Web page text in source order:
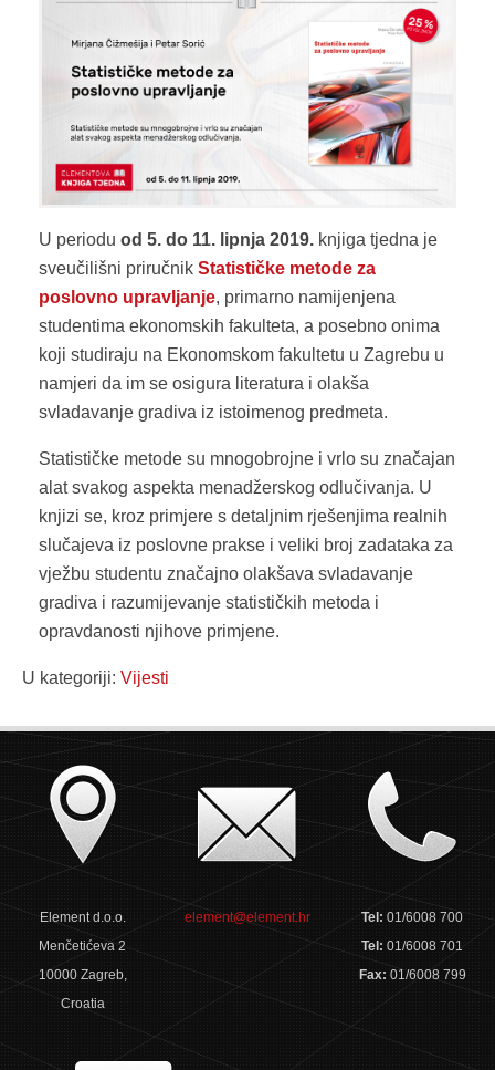
U periodu od 5. do 11. lipnja 2019. knjiga tjedna je
sveučilišni priručnik Statističke metode za
poslovno upravljanje, primarno namijenjena
studentima ekonomskih fakulteta, a posebno onima
koji studiraju na Ekonomskom fakultetu u Zagrebu u
namjeri da im se osigura literatura i olakša
svladavanje gradiva iz istoimenog predmeta.
Statističke metode su mnogobrojne i vrlo su značajan
alat svakog aspekta menadžerskog odlučivanja. U
knjizi se, kroz primjere s detaljnim rješenjima realnih
slučajeva iz poslovne prakse i veliki broj zadataka za
vježbu studentu značajno olakšava svladavanje
gradiva i razumijevanje statističkih metoda i
opravdanosti njihove primjene.
U kategoriji: Vijesti
Element d.o.o.
Menčetićeva 2
10000 Zagreb,
Croatia
element@element.hr Tel:01/6008 700
Tel:01/6008 701
Fax: 01/6008 799